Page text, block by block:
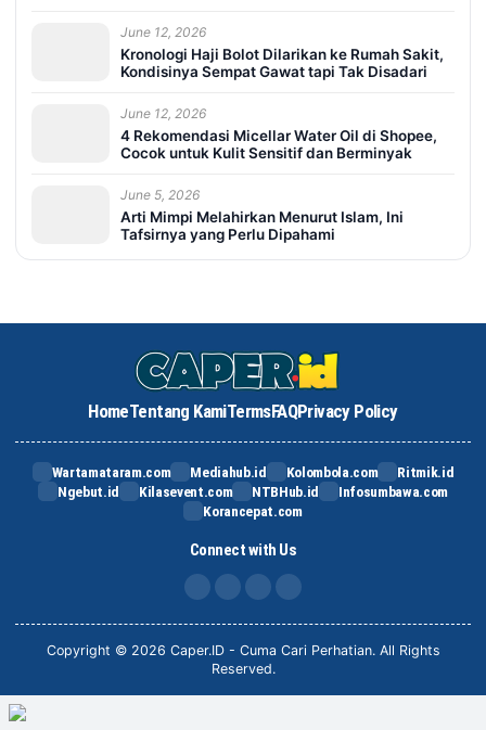
June 12, 2026
Kronologi Haji Bolot Dilarikan ke Rumah Sakit,
Kondisinya Sempat Gawat tapi Tak Disadari
June 12, 2026
4 Rekomendasi Micellar Water Oil di Shopee,
Cocok untuk Kulit Sensitif dan Berminyak
June 5, 2026
Arti Mimpi Melahirkan Menurut Islam, Ini
Tafsirnya yang Perlu Dipahami
HomeTentang KamiTermsFAQPrivacy Policy
Wartamataram.com Mediahub.id Kolombola.com
Ritmik.id
Ngebut.id
Kilasevent.com NTBHub.id
Infosumbawa.com
Korancepat.com
Connect with Us
FB IG TikTok
Copyright © 2026 Caper.ID - Cuma Cari Perhatian. All Rights
Reserved.